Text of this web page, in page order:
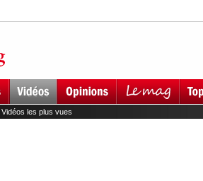
Vidéos les plus vues